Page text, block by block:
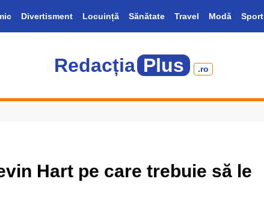
Divertisment Locuință Sănătate Travel Modă Sport
Redacția Plus .ro
Hart pe care trebuie să le